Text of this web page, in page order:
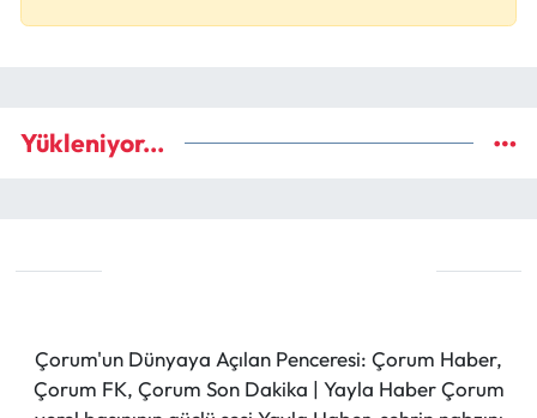
Yükleniyor...
Çorum'un Dünyaya Açılan Penceresi: Çorum Haber,
Çorum FK, Çorum Son Dakika | Yayla Haber Çorum